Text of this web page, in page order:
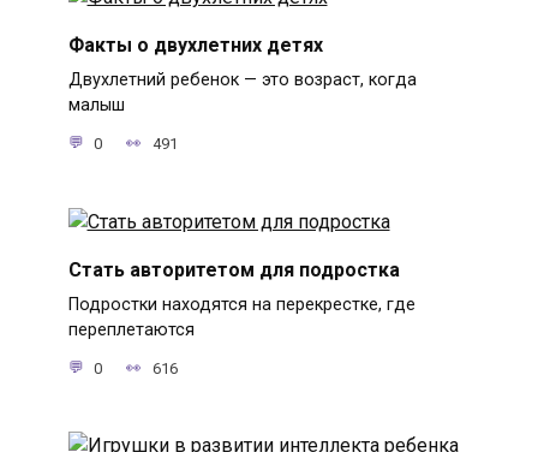
Факты о двухлетних детях
Двухлетний ребенок — это возраст, когда
малыш
0 491
Стать авторитетом для подростка
Подростки находятся на перекрестке, где
переплетаются
0 616